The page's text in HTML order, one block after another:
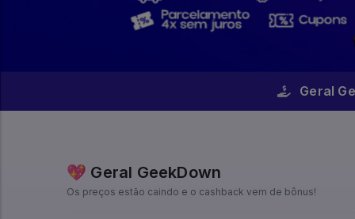
Geral
💖 Geral GeekDown
Os preços estão caindo e o cashback vem de bônus!